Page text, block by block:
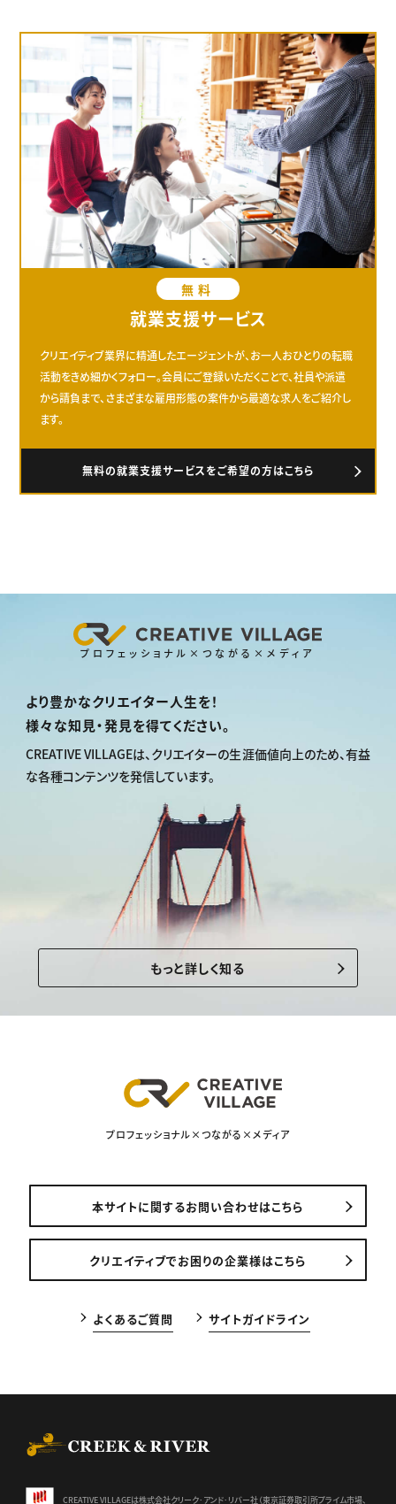
無料
就業支援サービス
クリエイティブ業界に精通したエージェントが、お一人おひとりの転職
活動をきめ細かくフォロー。会員にご登録いただくことで、社員や派遣
から請負まで、さまざまな雇用形態の案件から最適な求人をご紹介し
ます。
無料の就業支援サービスをご希望の方はこちら
プロフェッショナル×つながる×メディア
より豊かなクリエイター人生を！
様々な知見・発見を得てください。
CREATIVE VILLAGEは、クリエイターの生涯価値向上のため、有益
な各種コンテンツを発信しています。
もっと詳しく知る
プロフェッショナル×つながる×メディア
本サイトに関するお問い合わせはこちら
クリエイティブでお困りの企業様はこちら
よくあるご質問 サイトガイドライン
CREATIVE VILLAGEは株式会社クリーク･アンド･リバー社（東京証券取引所プライム市場、